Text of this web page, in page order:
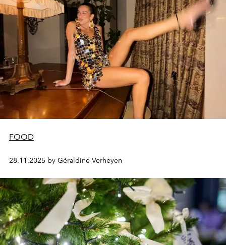
FOOD
28.11.2025 by Géraldine Verheyen